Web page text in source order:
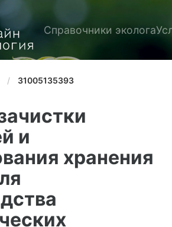
Справочники эколога
31005135393
и
хранения